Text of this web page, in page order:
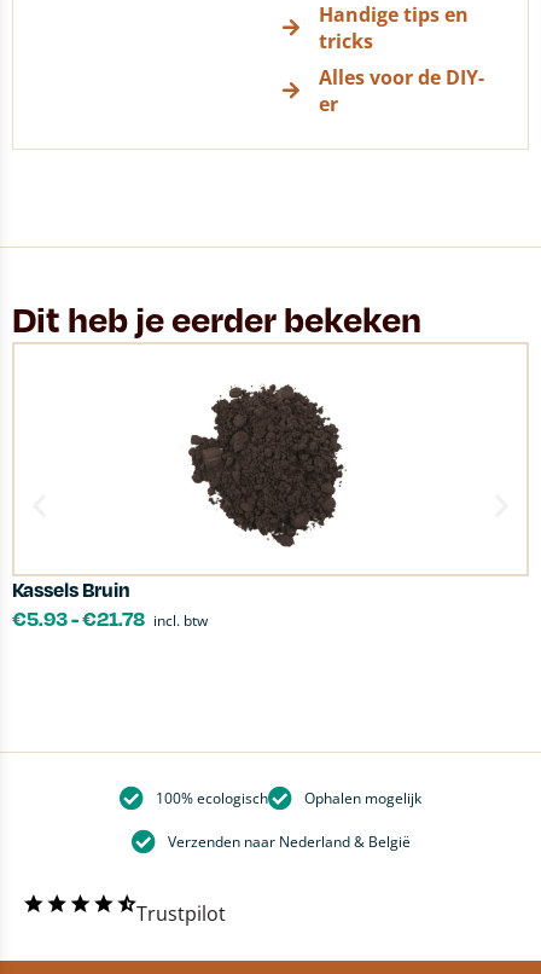
Handige tips en
tricks
Alles voor de DIY-
er
Dit heb je eerder bekeken
Kassels Bruin
€5.93-€21.78 incl. btw
100% ecologisch Ophalen mogelijk
Verzenden naar Nederland & België
Trustpilot